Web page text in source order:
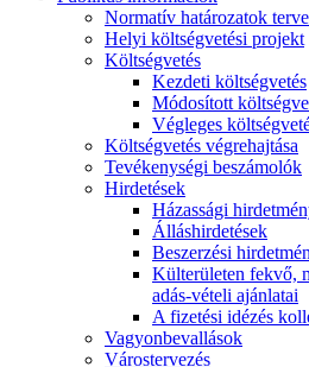
Normatív határozatok
Helyi költségvetési projekt
Költségvetés
Kezdeti költségvetés
Módosított
Végleges
Költségvetés végrehajtása
Tevékenységi beszámolók
Hirdetések
Házassági
Álláshirdetések
Beszerzési
Külterületen fekvő,
adás-vételi ajánlatai
A fizetési idézés
Vagyonbevallások
Várostervezés